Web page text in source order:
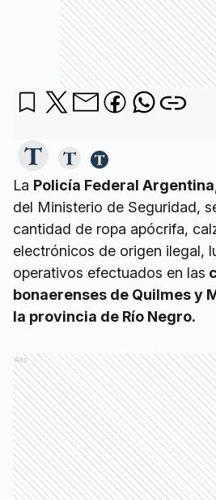
La Policía Federal
del Ministerio de Seguridad,
cantidad de ropa apócrifa,
electrónicos de origen ilegal,
operativos efectuados en las
bonaerenses de Quilmes y
la provincia de Río Negro.
Ads